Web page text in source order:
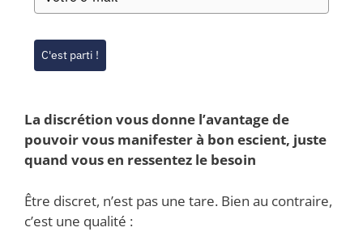
C'est parti !
La discrétion vous donne l’avantage de
pouvoir vous manifester à bon escient, juste
quand vous en ressentez le besoin
Être discret, n’est pas une tare. Bien au contraire,
c’est une qualité :